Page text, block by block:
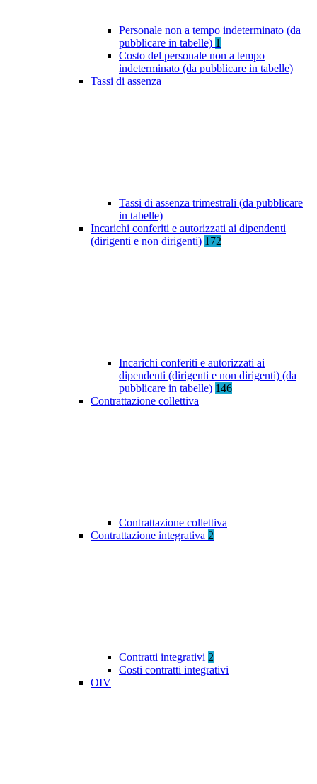
Personale non a tempo indeterminato (da
pubblicare in tabelle) 1
Costo del personale non a tempo
indeterminato (da pubblicare in tabelle)
Tassi di assenza
Tassi di assenza trimestrali (da pubblicare
in tabelle)
Incarichi conferiti e autorizzati ai dipendenti
(dirigenti e non dirigenti) 172
Incarichi conferiti e autorizzati ai
dipendenti (dirigenti e non dirigenti) (da
pubblicare in tabelle) 146
Contrattazione collettiva
Contrattazione collettiva
Contrattazione integrativa 2
Contratti integrativi 2
Costi contratti integrativi
OIV